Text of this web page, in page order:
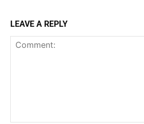
LEAVE A REPLY